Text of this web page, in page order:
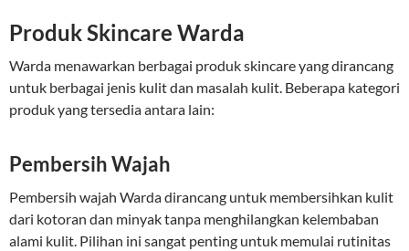
Produk Skincare Warda
Warda menawarkan berbagai produk skincare yang dirancang
untuk berbagai jenis kulit dan masalah kulit. Beberapa kategori
produk yang tersedia antara lain:
Pembersih Wajah
Pembersih wajah Warda dirancang untuk membersihkan kulit
dari kotoran dan minyak tanpa menghilangkan kelembaban
alami kulit. Pilihan ini sangat penting untuk memulai rutinitas